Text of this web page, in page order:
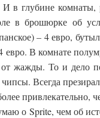
в глубине комнаты,
в брошюрке об
– 4 евро,
В комнате
жажды. То и дело
Всегда
привлекательно,
о Sprite, чем об